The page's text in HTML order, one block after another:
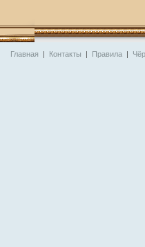
Главная | Контакты | Правила |